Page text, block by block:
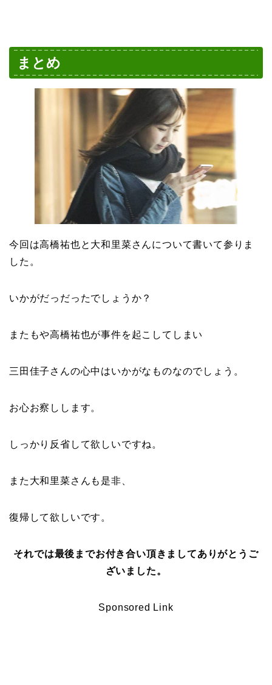
まとめ
今回は高橋祐也と大和里菜さんについて書いて参りま
した。
いかがだっだったでしょうか？
またもや高橋祐也が事件を起こしてしまい
三田佳子さんの心中はいかがなものなのでしょう。
お心お察しします。
しっかり反省して欲しいですね。
また大和里菜さんも是非、
復帰して欲しいです。
それでは最後までお付き合い頂きましてありがとうご
ざいました。
Sponsored Link